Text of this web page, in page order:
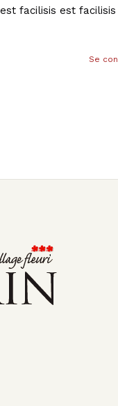
facilisis est
before you die
Se